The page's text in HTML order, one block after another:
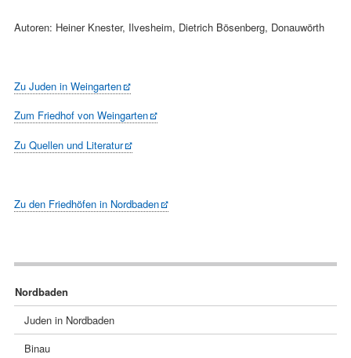
Autoren: Heiner Knester, Ilvesheim, Dietrich Bösenberg, Donauwörth
Zu Juden in Weingarten
Zum Friedhof von Weingarten
Zu Quellen und Literatur
Zu den Friedhöfen in Nordbaden
Navigation
überspringen
Nordbaden
Juden in Nordbaden
Binau